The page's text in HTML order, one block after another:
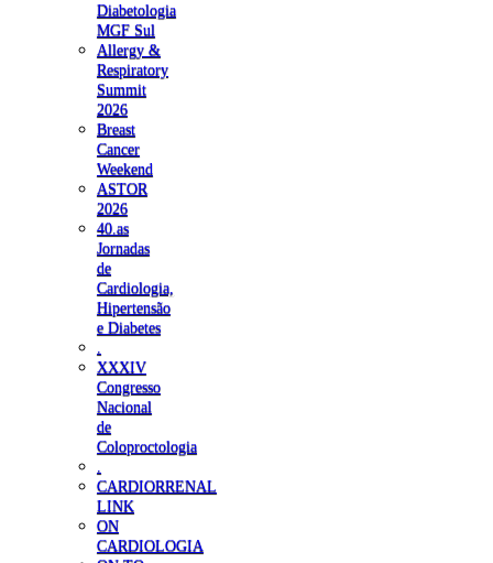
Diabetologia
MGF Sul
Allergy &
Respiratory
Summit
2026
Breast
Cancer
Weekend
ASTOR
2026
40.as
Jornadas
de
Cardiologia,
Hipertensão
e Diabetes
XXXIV
Congresso
Nacional
de
Coloproctologia
CARDIORRENAL
LINK
ON
CARDIOLOGIA